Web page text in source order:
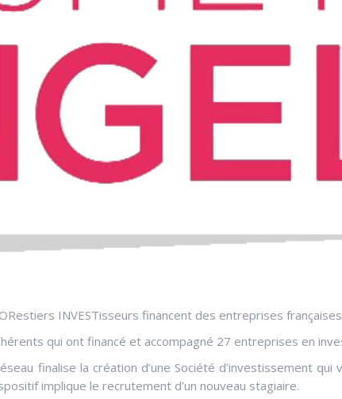
INVESTisseurs financent des entreprises
qui ont financé et accompagné 27 entreprises en
finalise la création d’une Société d’investissement
implique le recrutement d’un nouveau stagiaire.